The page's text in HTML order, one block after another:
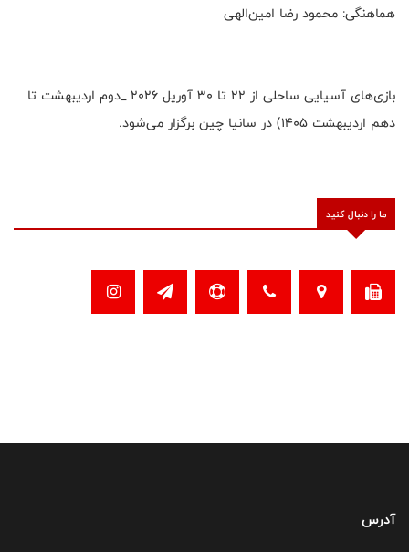
هماهنگی: محمود رضا امین‌الهی
بازی‌های آسیایی ساحلی از ۲۲ تا ۳۰ آوریل ۲۰۲۶ _دوم اردیبهشت تا
دهم اردیبهشت ۱۴۰۵) در سانیا چین برگزار می‌شود.
ما را دنبال کنید
آدرس